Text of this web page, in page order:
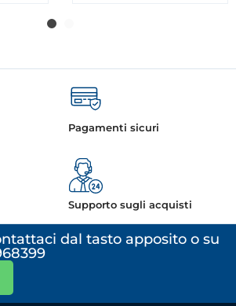
Pagamenti sicuri
Supporto sugli acquisti
dal tasto apposito o su